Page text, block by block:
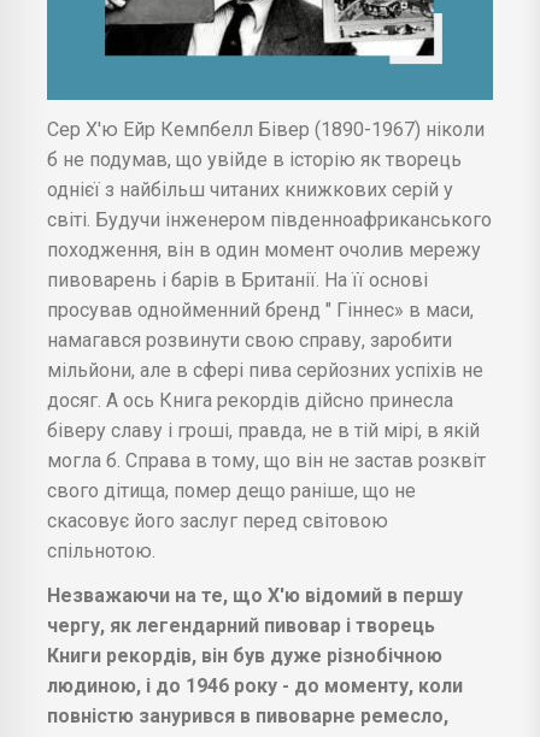
Сер Х'ю Ейр Кемпбелл Бівер (1890-1967) ніколи
б не подумав, що увійде в історію як творець
однієї з найбільш читаних книжкових серій у
світі. Будучи інженером південноафриканського
походження, він в один момент очолив мережу
пивоварень і барів в Британії. На її основі
просував однойменний бренд " Гіннес» в маси,
намагався розвинути свою справу, заробити
мільйони, але в сфері пива серйозних успіхів не
досяг. А ось Книга рекордів дійсно принесла
біверу славу і гроші, правда, не в тій мірі, в якій
могла б. Справа в тому, що він не застав розквіт
свого дітища, помер дещо раніше, що не
скасовує його заслуг перед світовою
спільнотою.
Незважаючи на те, що Х'ю відомий в першу
чергу, як легендарний пивовар і творець
Книги рекордів, він був дуже різнобічною
людиною, і до 1946 року - до моменту, коли
повністю занурився в пивоварне ремесло,